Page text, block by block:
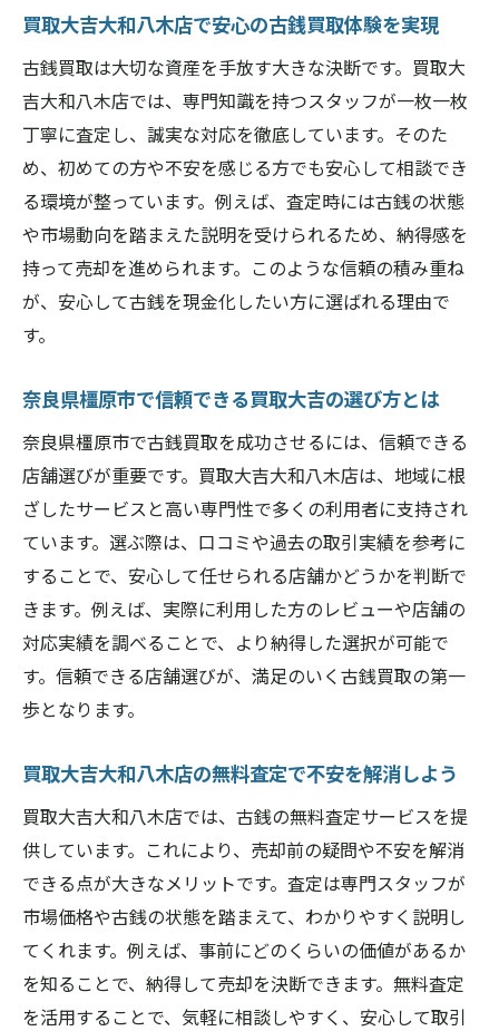
の理由
橿原市で古銭を納得価格で売却するための
流れ
専門スタッフの無料査定が魅力の買取大吉大和
八木店
買取大吉大和八木店の専門査定士による丁
寧な対応
無料査定で安心！買取大吉大和八木店の魅
力とは
買取大吉大和八木店なら手数料もキャンセ
ル料も不要
奈良県橿原市で信頼される査定サービスの
特徴
買取大吉大和八木店の無料査定体験談を紹
介
古銭売却を考えるなら知っておきたい査定の流
れ
買取大吉大和八木店の査定手順とそのポイ
古銭売却時の査定の流れを事前に把握しよ
無料査定から買取成立までの具体的なステ
ップ
買取大吉大和八木店の査定で注意したい点
とは
納得価格で売るための査定時のポイント解
説
買取大吉大和八木店で安心の古銭買取体験を実現
古銭買取は大切な資産を手放す大きな決断です。買取大
吉大和八木店では、専門知識を持つスタッフが一枚一枚
丁寧に査定し、誠実な対応を徹底しています。そのた
め、初めての方や不安を感じる方でも安心して相談でき
る環境が整っています。例えば、査定時には古銭の状態
や市場動向を踏まえた説明を受けられるため、納得感を
持って売却を進められます。このような信頼の積み重ね
が、安心して古銭を現金化したい方に選ばれる理由で
す。
奈良県橿原市で信頼できる買取大吉の選び方とは
奈良県橿原市で古銭買取を成功させるには、信頼できる
店舗選びが重要です。買取大吉大和八木店は、地域に根
ざしたサービスと高い専門性で多くの利用者に支持され
ています。選ぶ際は、口コミや過去の取引実績を参考に
することで、安心して任せられる店舗かどうかを判断で
きます。例えば、実際に利用した方のレビューや店舗の
対応実績を調べることで、より納得した選択が可能で
す。信頼できる店舗選びが、満足のいく古銭買取の第一
歩となります。
買取大吉大和八木店の無料査定で不安を解消しよう
買取大吉大和八木店では、古銭の無料査定サービスを提
供しています。これにより、売却前の疑問や不安を解消
できる点が大きなメリットです。査定は専門スタッフが
市場価格や古銭の状態を踏まえて、わかりやすく説明し
てくれます。例えば、事前にどのくらいの価値があるか
を知ることで、納得して売却を決断できます。無料査定
を活用することで、気軽に相談しやすく、安心して取引